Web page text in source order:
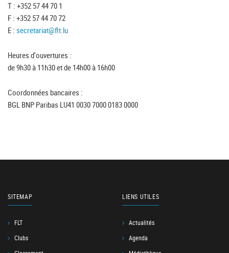
T : +352 57 44 70 1
F : +352 57 44 70 72
E : secretariat@flt.lu
Heures d'ouvertures :
de 9h30 à 11h30 et de 14h00 à 16h00
Coordonnées bancaires :
BGL BNP Paribas LU41 0030 7000 0183 0000
SITEMAP
FLT
Clubs
LIENS UTILES
Actualités
Agenda